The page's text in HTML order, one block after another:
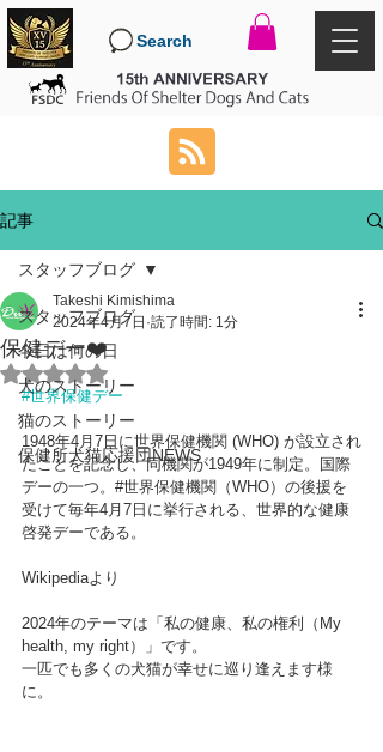
Search
記事
スタッフブログ
今日は何の日
犬のストーリー
猫のストーリー
保健所犬猫応援団NEWS
スタッフブログ
保健デー❤️
Takeshi Kimishima
2024年4月7日 読了時間: 1分
5つ星のうちNaNと評価されています。
#世界保健デー
1948年4月7日に世界保健機関 (WHO) が設立され
たことを記念し、同機関が1949年に制定。国際
デーの一つ。#世界保健機関（WHO）の後援を
受けて毎年4月7日に挙行される、世界的な健康
啓発デーである。
Wikipediaより
2024年のテーマは「私の健康、私の権利（My
health, my right）」です。
一匹でも多くの犬猫が幸せに巡り逢えます様
に。